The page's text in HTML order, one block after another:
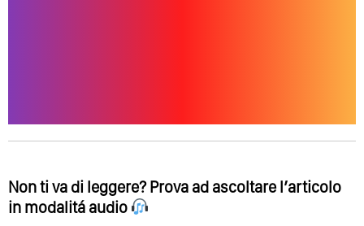
Non ti va di leggere? Prova ad ascoltare l’articolo
in modalitá audio